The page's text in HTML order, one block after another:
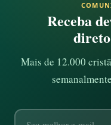
Receba
Mais de 12.000